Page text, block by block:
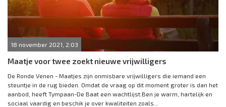
18 november 2021, 2:03
Maatje voor twee zoekt nieuwe vrijwilligers
De Ronde Venen - Maatjes zijn onmisbare vrijwilligers die iemand een
steuntje in de rug bieden. Omdat de vraag op dit moment groter is dan het
aanbod, heeft Tympaan-De Baat een wachtlijst.Ben je warm, hartelijk en
sociaal vaardig en beschik je over kwaliteiten zoals...